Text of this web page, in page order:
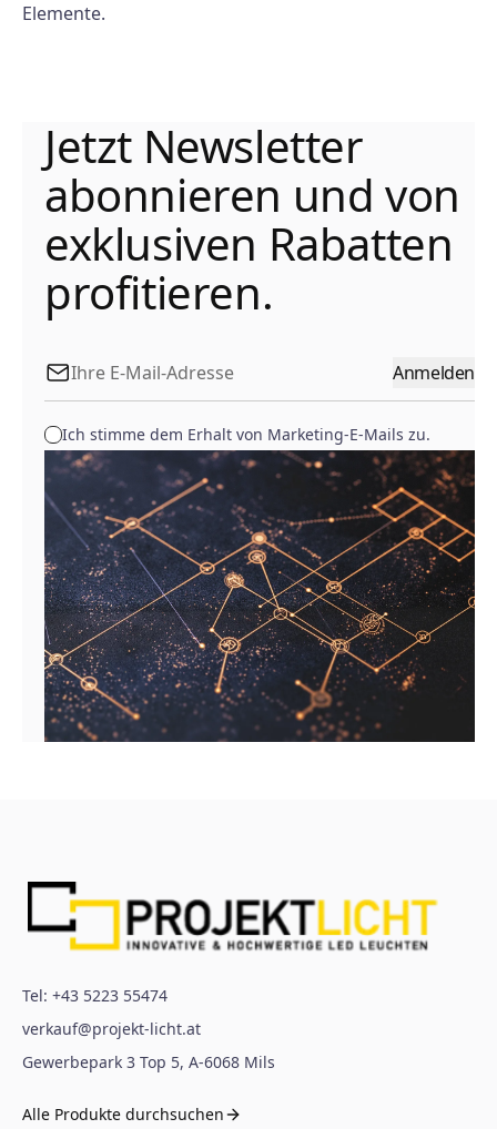
Elemente.
Jetzt Newsletter
abonnieren und von
exklusiven Rabatten
profitieren.
Anmelden
Ich stimme dem Erhalt von Marketing-E-Mails zu.
Tel: +43 5223 55474
verkauf@projekt-licht.at
Gewerbepark 3 Top 5, A-6068 Mils
Alle Produkte durchsuchen